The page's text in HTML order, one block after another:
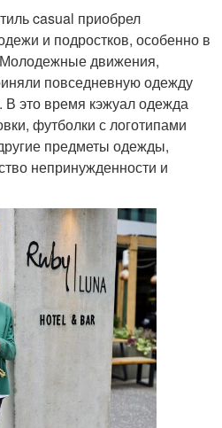
casual приобрел
и подростков, особенно в
движения,
повседневную одежду
В это время кэжуал одежда
футболки с логотипами
предметы одежды,
непринужденности и